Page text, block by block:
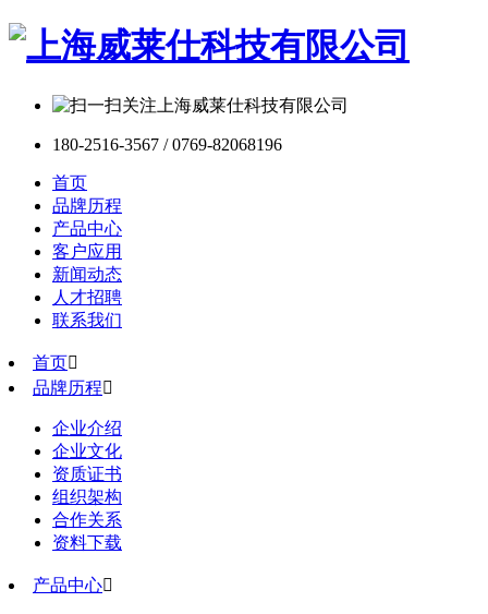
180-2516-3567 / 0769-82068196
首页
品牌历程
产品中心
客户应用
新闻动态
人才招聘
联系我们
首页
品牌历程
企业介绍
企业文化
资质证书
组织架构
合作关系
资料下载
产品中心